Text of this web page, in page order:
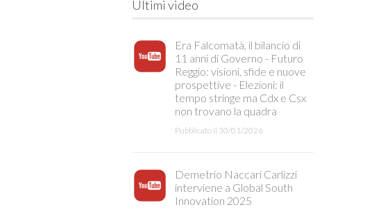
Ultimi video
Era Falcomatà, il bilancio di
11 anni di Governo - Futuro
Reggio: visioni, sfide e nuove
prospettive - Elezioni: il
tempo stringe ma Cdx e Csx
non trovano la quadra
Pubblicato il 30/01/2026
Demetrio Naccari Carlizzi
interviene a Global South
Innovation 2025